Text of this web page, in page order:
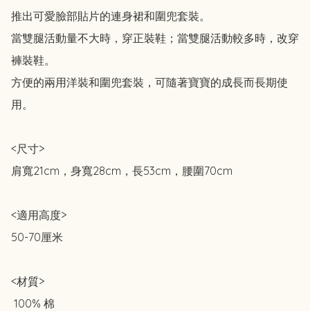
推出可愛臉部貼片的連身裙和圍兜套裝。
當雙腿活動量不大時，穿正裝鞋；當雙腿活動較多時，改穿
褲裝鞋。
方便的兩用洋裝和圍兜套裝，可隨著寶寶的成長而長期使
用。
<尺寸>
肩寬21cm，身寬28cm，長53cm，腰圍70cm
<適用高度>
50-70厘米
<材質>